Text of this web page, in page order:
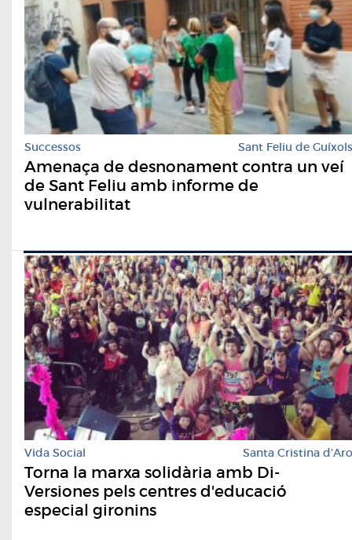
Successos Sant Feliu de Guíxols
Amenaça de desnonament contra un veí
de Sant Feliu amb informe de
vulnerabilitat
Vida Social Santa Cristina d'Aro
Torna la marxa solidària amb Di-
Versiones pels centres d'educació
especial gironins